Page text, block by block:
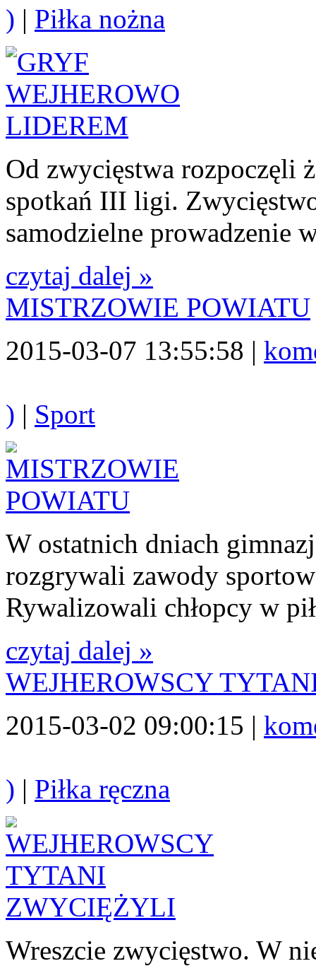
) | Piłka nożna
Od zwycięstwa rozpoczęli
spotkań III ligi.
samodzielne prowadzenie
czytaj dalej »
MISTRZOWIE POWIATU
2015-03-07 13:55:58 |
) | Sport
W ostatnich dniach
rozgrywali zawody
Rywalizowali chłopcy w
czytaj dalej »
WEJHEROWSCY
2015-03-02 09:00:15 |
) | Piłka ręczna
Wreszcie zwycięstwo. W